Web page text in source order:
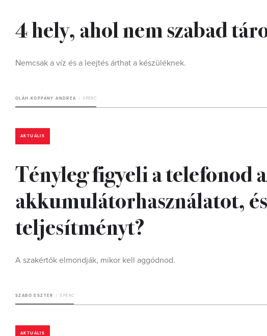
4 hely, ahol nem szabad
Nemcsak a víz és a leejtés árthat a készüléknek.
OLÁH-KOPPÁNY ANDREA 3 PERC
AKTUÁLIS
Tényleg figyeli a telefonod
akkumulátorhasználatot,
teljesítményt?
A szakértők elmondják, mikor kell aggódnod.
SZABÓ ESZTER 5 PERC
AKTUÁLIS